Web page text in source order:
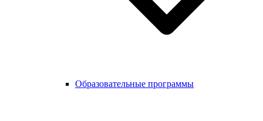
Образовательные программы